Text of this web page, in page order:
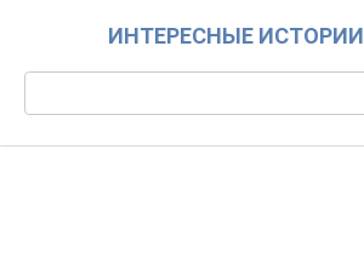
ИНТЕРЕСНЫЕ ИСТОРИИ